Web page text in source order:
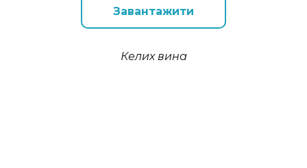
Завантажити
Келих вина